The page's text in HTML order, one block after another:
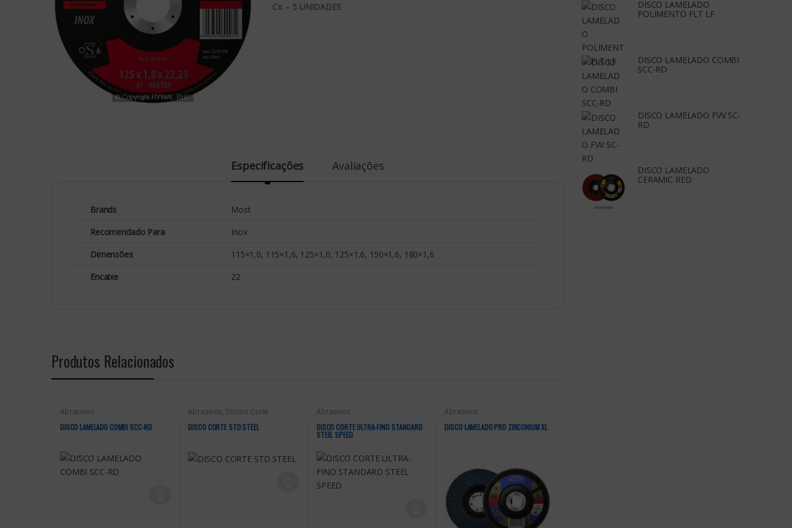
Cx. – 5 UNIDADES
Especificações Avaliações
Brands
Most
Recomendado Para
Inox
Dimensões
115×1,0, 115×1,6, 125×1,0, 125×1,6, 150×1,6, 180×1,6
Encaixe
22
Produtos Relacionados
Abrasivos
DISCO LAMELADO COMBI SCC-RD
Abrasivos, Discos Corte
DISCO CORTE STD STEEL
Abrasivos
DISCO CORTE ULTRA-FINO STANDARD
STEEL SPEED
Abrasivos
DISCO LAMELADO PRO ZIRCONIUM XL
DISCO LAMELADO
POLIMENTO FLT LF
DISCO LAMELADO COMBI
SCC-RD
DISCO LAMELADO FVV SC-
RD
DISCO LAMELADO
CERAMIC RED